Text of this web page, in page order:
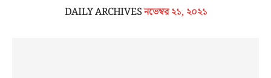
DAILY ARCHIVESনভেম্বর ২১, ২০২১